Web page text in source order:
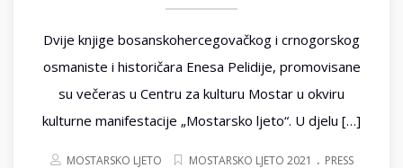
Dvije knjige bosanskohercegovačkog i crnogorskog
osmaniste i historičara Enesa Pelidije, promovisane
su večeras u Centru za kulturu Mostar u okviru
kulturne manifestacije „Mostarsko ljeto“. U djelu […]
MOSTARSKO LJETO MOSTARSKO LJETO 2021 . PRESS